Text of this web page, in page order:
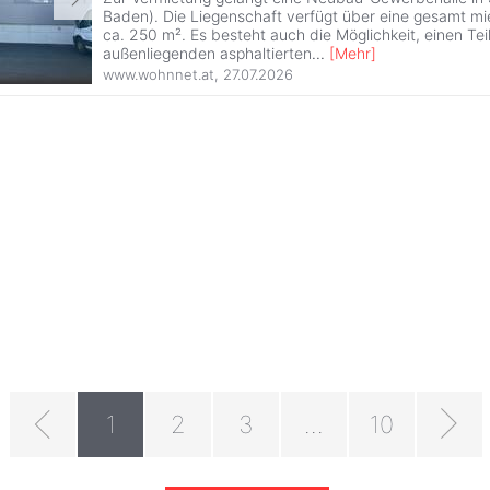
Baden). Die Liegenschaft verfügt über eine gesamt
ca. 250 m². Es besteht auch die Möglichkeit, einen
außenliegenden asphaltierten... [Mehr]
www.wohnnet.at 27.07.2026
1 2 3 10